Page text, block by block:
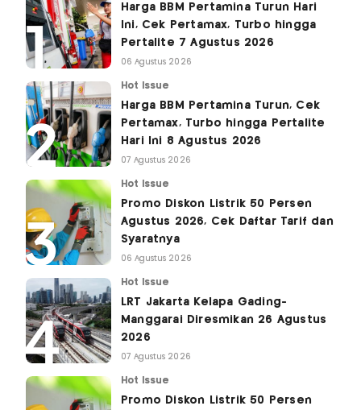
Harga BBM Pertamina Turun Hari
Ini, Cek Pertamax, Turbo hingga
Pertalite 7 Agustus 2026
06 Agustus 2026
Hot Issue
Harga BBM Pertamina Turun, Cek
Pertamax, Turbo hingga Pertalite
Hari Ini 8 Agustus 2026
07 Agustus 2026
Hot Issue
Promo Diskon Listrik 50 Persen
Agustus 2026, Cek Daftar Tarif dan
Syaratnya
06 Agustus 2026
Hot Issue
LRT Jakarta Kelapa Gading-
Manggarai Diresmikan 26 Agustus
2026
07 Agustus 2026
Hot Issue
Promo Diskon Listrik 50 Persen